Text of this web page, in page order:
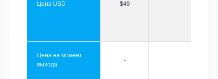
Цена USD $49
Цена на момент
выхода
-